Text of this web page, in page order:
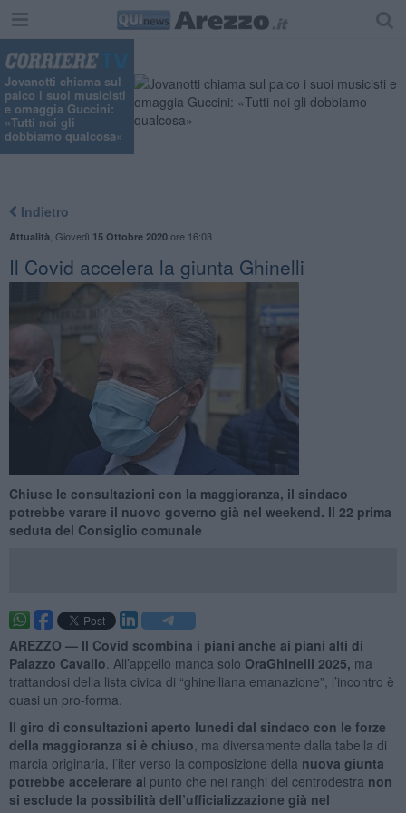
Jovanotti chiama sul
palco i suoi musicisti
e omaggia Guccini:
«Tutti noi gli
dobbiamo qualcosa»
Indietro
Attualità Giovedì 15 Ottobre 2020ore 16:03
​Il Covid accelera la giunta Ghinelli
Chiuse le consultazioni con la maggioranza, il sindaco
potrebbe varare il nuovo governo già nel weekend. Il 22 prima
seduta del Consiglio comunale
AREZZO — Il Covid scombina i piani anche ai piani alti di
Palazzo Cavallo . All’appello manca solo OraGhinelli 2025, ma
trattandosi della lista civica di “ghinelliana emanazione”, l’incontro è
quasi un pro-forma.
Il giro di consultazioni aperto lunedi dal sindaco con le forze
della maggioranza si è chiuso , ma diversamente dalla tabella di
marcia originaria, l’iter verso la composizione della nuova giunta
potrebbe accelerare al punto che nei ranghi del centrodestra non
si esclude la possibilità dell’ufficializzazione già nel